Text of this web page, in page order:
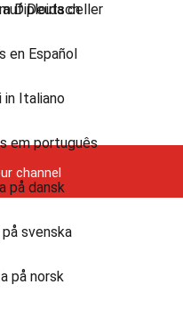
channel
Diploida celler
Deutsch
Español
Italiano
português
dansk
svenska
på norsk